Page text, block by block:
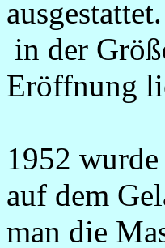
in der
Eröffnung
1952
auf dem
man die